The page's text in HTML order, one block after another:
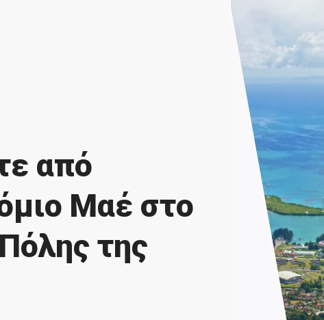
από
Μαέ στο
της